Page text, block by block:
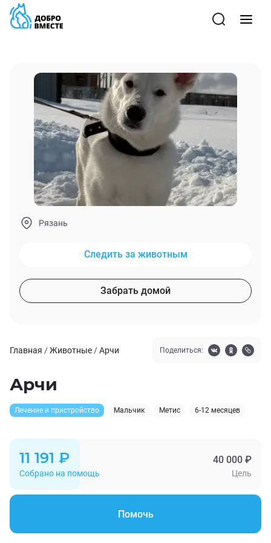
Рязань
Следить за животным
Забрать домой
Главная /Животные /Арчи Поделиться:
Арчи
Лечение и пристройство Мальчик Метис 6-12 месяцев
11 191 ₽ 40 000 ₽
Собрано на помощь Цель
Помочь